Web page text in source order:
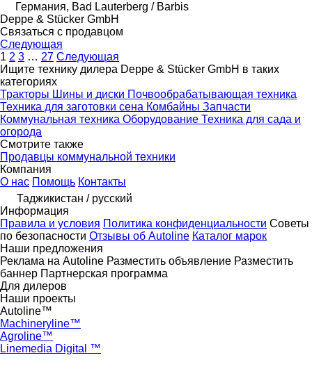
Германия, Bad Lauterberg / Barbis
Deppe & Stücker GmbH
Связаться с продавцом
Следующая
1 2 3 … 27 Следующая
Ищите технику дилера Deppe & Stücker GmbH в таких
категориях
Тракторы Шины и диски Почвообрабатывающая техника
Техника для заготовки сена Комбайны Запчасти
Коммунальная техника Оборудование Техника для сада и
огорода
Смотрите также
Продавцы коммунальной техники
Компания
О нас Помощь Контакты
Таджикистан / русский
Информация
Правила и условия Политика конфиденциальности Советы
по безопасности Отзывы об Autoline Каталог марок
Наши предложения
Реклама на Autoline Разместить объявление Разместить
баннер Партнерская программа
Для дилеров
Наши проекты
Autoline™
Machineryline™
Agroline™
Linemedia Digital ™